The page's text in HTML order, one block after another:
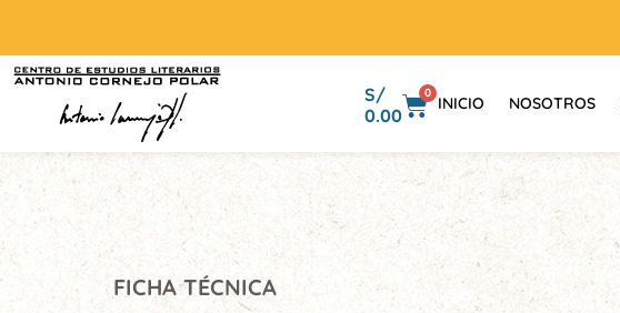
S/
0.00
0
INICIO NOSOTROS
FICHA TÉCNICA